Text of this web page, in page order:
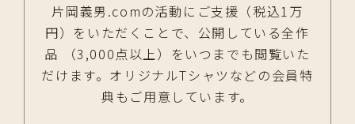
片岡義男.comの活動にご支援（税込1万
円）をいただくことで、公開している全作
品 （3,000点以上）をいつまでも閲覧いた
だけます。オリジナルTシャツなどの会員特
典もご用意しています。